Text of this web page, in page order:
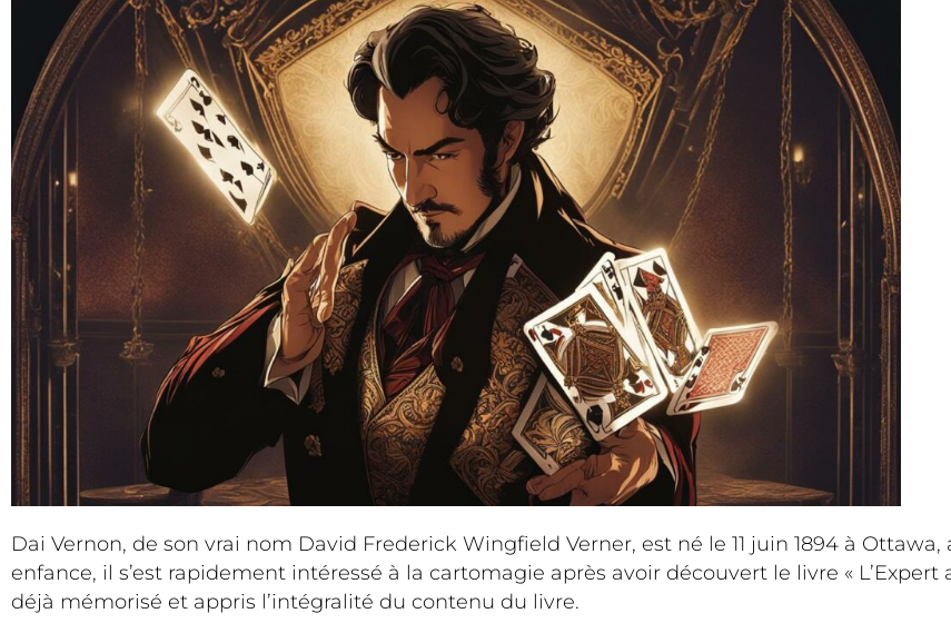
Dai Vernon, de son vrai nom David Frederick Wingfield Verner, est né le 11 juin 1894 à
enfance, il s’est rapidement intéressé à la cartomagie après avoir découvert le livre « L’Expert
déjà mémorisé et appris l’intégralité du contenu du livre.